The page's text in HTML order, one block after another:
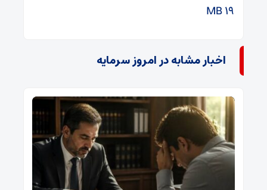
۱۹ MB
اخبار مشابه در امروز سرمایه